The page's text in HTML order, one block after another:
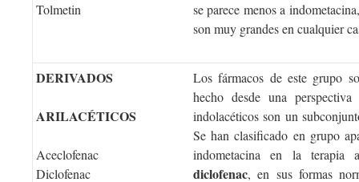
Tolmetin
se parece menos a
son muy grandes en cualquier
DERIVADOS
ARILACÉTICOS
Aceclofenac
Diclofenac
Los fármacos de este grupo
hecho desde una
indolacéticos son un
Se han clasificado en grupo
indometacina en la terapia
diclofenac, en sus formas